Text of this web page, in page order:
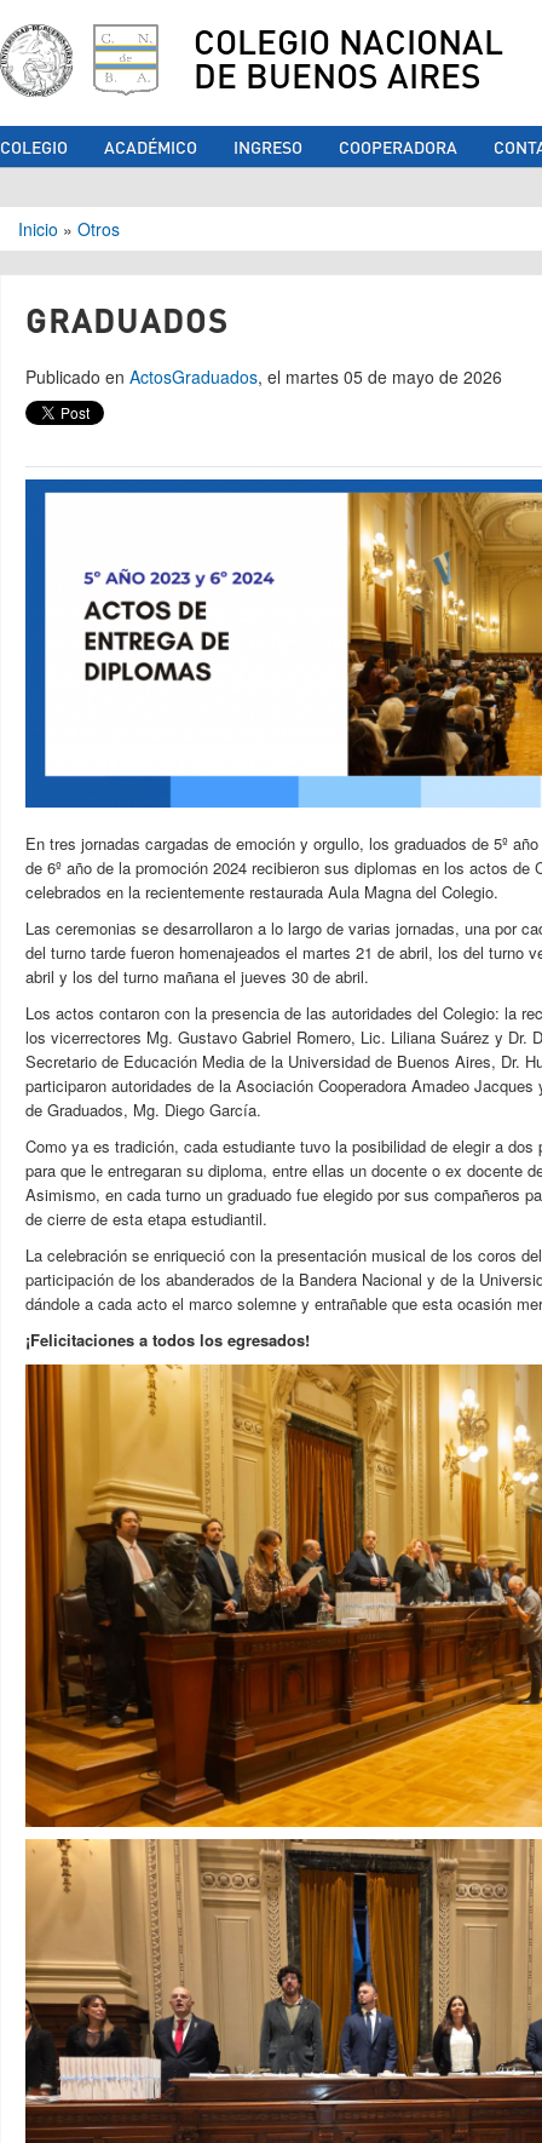
COLEGIO NACIONAL
DE BUENOS AIRES
COLEGIO ACADÉMICO INGRESO COOPERADORA
Se encuentra usted aquí
Inicio » Otros
GRADUADOS
Publicado en ActosGraduados, el martes 05 de mayo de 2026
En tres jornadas cargadas de emoción y orgullo, los graduados de 5º
de 6º año de la promoción 2024 recibieron sus diplomas en los actos de
celebrados en la recientemente restaurada Aula Magna del Colegio.
Las ceremonias se desarrollaron a lo largo de varias jornadas, una por
del turno tarde fueron homenajeados el martes 21 de abril, los del turno
abril y los del turno mañana el jueves 30 de abril.
Los actos contaron con la presencia de las autoridades del Colegio: la
los vicerrectores Mg. Gustavo Gabriel Romero, Lic. Liliana Suárez y Dr.
Secretario de Educación Media de la Universidad de Buenos Aires, Dr.
participaron autoridades de la Asociación Cooperadora Amadeo
de Graduados, Mg. Diego García.
Como ya es tradición, cada estudiante tuvo la posibilidad de elegir a
para que le entregaran su diploma, entre ellas un docente o ex docente
Asimismo, en cada turno un graduado fue elegido por sus compañeros
de cierre de esta etapa estudiantil.
La celebración se enriqueció con la presentación musical de los coros
participación de los abanderados de la Bandera Nacional y de la
dándole a cada acto el marco solemne y entrañable que esta ocasión
¡Felicitaciones a todos los egresados!